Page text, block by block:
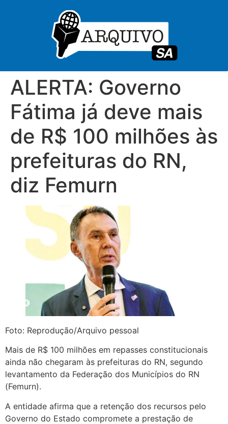
ALERTA: Governo
Fátima já deve mais
de R$ 100 milhões às
prefeituras do RN,
diz Femurn
Foto: Reprodução/Arquivo pessoal
Mais de R$ 100 milhões em repasses constitucionais
ainda não chegaram às prefeituras do RN, segundo
levantamento da Federação dos Municípios do RN
(Femurn).
A entidade afirma que a retenção dos recursos pelo
Governo do Estado compromete a prestação de